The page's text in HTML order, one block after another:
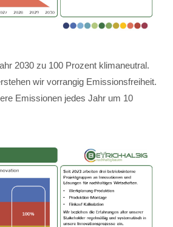
2030 zu 100 Prozent klimaneutral.
wir vorrangig Emissionsfreiheit.
Emissionen jedes Jahr um 10